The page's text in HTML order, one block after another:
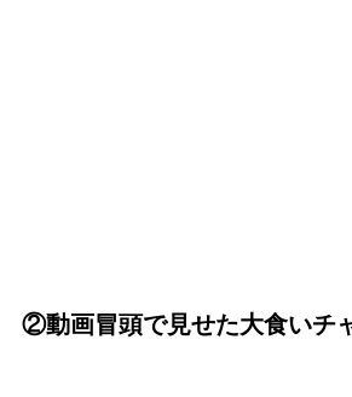
②動画冒頭で見せた大食いチ